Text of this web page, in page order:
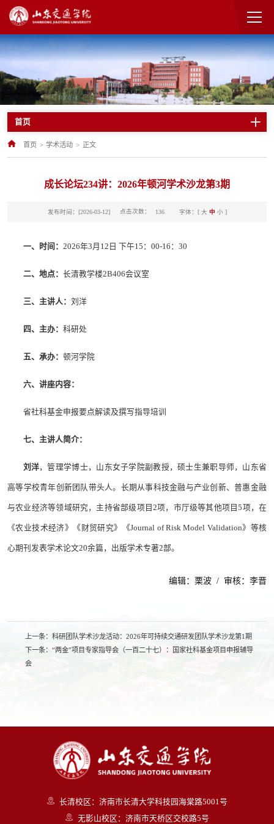
首页
首页 > 学术活动 > 正文
成长论坛234讲：2026年顿河学术沙龙第3期
发布时间：[2026-03-12] 点击次数： 136 字体：[ 大 中 小]
一、时间： 2026年3月12日 下午15：00-16：30
二、地点： 长清教学楼2B406会议室
三、主讲人： 刘洋
四、主办： 科研处
五、承办： 顿河学院
六、讲座内容：
省社科基金申报要点解读及撰写指导培训
七、主讲人简介：
刘洋，管理学博士，山东女子学院副教授，硕士生兼职导师，山东省
高等学校青年创新团队带头人。长期从事科技金融与产业创新、普惠金融
与农业经济等领域研究，主持省部级项目2项，市厅级等其他项目5项，在
《农业技术经济》《财贸研究》《Journal of Risk Model Validation》等核
心期刊发表学术论文20余篇，出版学术专著2部。
编辑：栗波 / 审核：李晋
上一条： 科研团队学术沙龙活动：2026年可持续交通研发团队学术沙龙第1期
下一条： “两金”项目专家指导会（一百二十七）：国家社科基金项目申报辅导
会
长清校区：济南市长清大学科技园海棠路5001号
无影山校区：济南市天桥区交校路5号